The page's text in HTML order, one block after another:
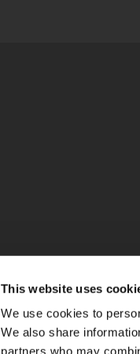
This website uses
We use cookies to
We also share
partners who may